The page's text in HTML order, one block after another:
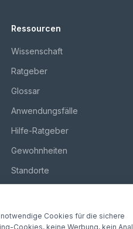
Ressourcen
Wissenschaft
Ratgeber
Glossar
Anwendungsfälle
Hilfe-Ratgeber
Gewohnheiten
Standorte
Cookies für die sichere
Cookies, keine Werbung, kein